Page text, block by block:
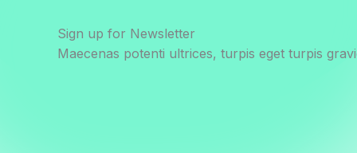
Sign up for Newsletter
Maecenas potenti ultrices, turpis eget turpis